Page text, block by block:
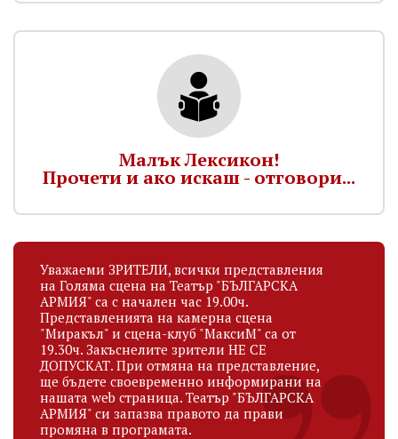
Малък Лексикон!
Прочети и ако искаш - отговори...
Уважаеми ЗРИТЕЛИ, всички представления
на Голяма сцена на Театър "БЪЛГАРСКА
АРМИЯ" са с начален час 19.00ч.
Представленията на камерна сцена
"Миракъл" и сцена-клуб "МаксиМ" са от
19.30ч. Закъснелите зрители НЕ СЕ
ДОПУСКАТ. При отмяна на представление,
ще бъдете своевременно информирани на
нашата web страница. Театър "БЪЛГАРСКА
АРМИЯ" си запазва правото да прави
промяна в програмата.